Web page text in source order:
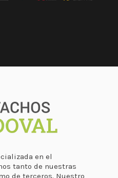
en el
tanto de nuestras
de terceros. Nuestro